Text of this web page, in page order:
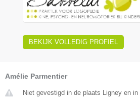
BEKIJK VOLLEDIG PROFIEL
Amélie Parmentier
Niet gevestigd in de plaats Ligney en